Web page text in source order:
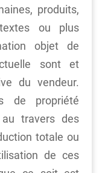
produits,
ou plus
objet de
sont et
du vendeur.
de propriété
au travers des
totale ou
de ces